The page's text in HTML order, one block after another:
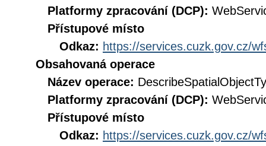
Platformy zpracování (DCP):
Přístupové místo
Odkaz: https://services.cuzk.gov.cz/
Obsahovaná operace
Název operace:
Platformy zpracování (DCP):
Přístupové místo
Odkaz: https://services.cuzk.gov.cz/